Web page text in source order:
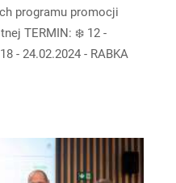
programu promocji
TERMIN: ❄️ 12 -
- 24.02.2024 - RABKA